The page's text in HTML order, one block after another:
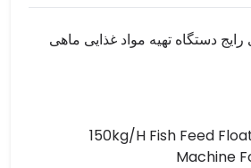
دستگاه تهیه مواد غذایی ماهی
150kg/h Fish Feed
Machine